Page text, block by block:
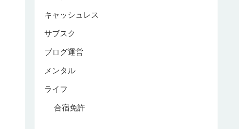
キャッシュレス
サブスク
ブログ運営
メンタル
ライフ
合宿免許